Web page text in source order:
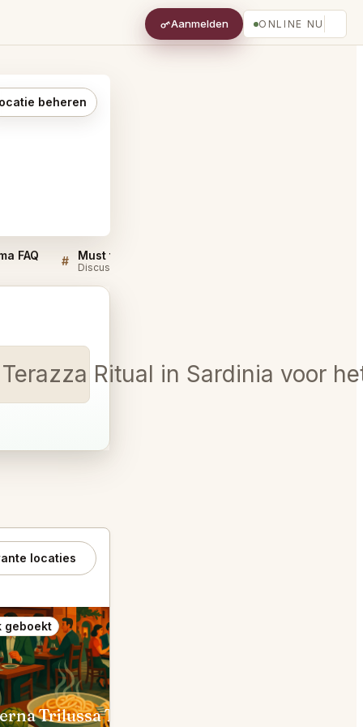
Aanmelden ONLINE NU
beheren
FAQ # Discussie
Ritual in Sardinia voor
locaties
geboekt